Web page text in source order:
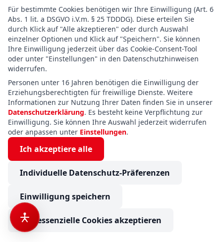
Dethleffs Globetrail 600 DS Fiat
Verfügbar ab November 2026
Baujahr:2025 Kilometer:25.000 km
Für bestimmte Cookies benötigen wir Ihre Einwilligung (Art. 6
Abs. 1 lit. a DSGVO i.V.m. § 25 TDDDG). Diese erteilen Sie
durch Klick auf "Alle akzeptieren" oder durch Auswahl
einzelner Optionen und Klick auf "Speichern". Sie können
Ihre Einwilligung jederzeit über das Cookie-Consent-Tool
oder unter "Einstellungen" in den Datenschutzhinweisen
widerrufen.
Personen unter 16 Jahren benötigen die Einwilligung der
Erziehungsberechtigten für freiwillige Dienste. Weitere
Informationen zur Nutzung Ihrer Daten finden Sie in unserer
Datenschutzerklärung. Es besteht keine Verpflichtung zur
Einwilligung. Sie können Ihre Auswahl jederzeit widerrufen
oder anpassen unter Einstellungen.
Ich akzeptiere alle
Individuelle Datenschutz-Präferenzen
Einwilligung speichern
Nur essenzielle Cookies akzeptieren